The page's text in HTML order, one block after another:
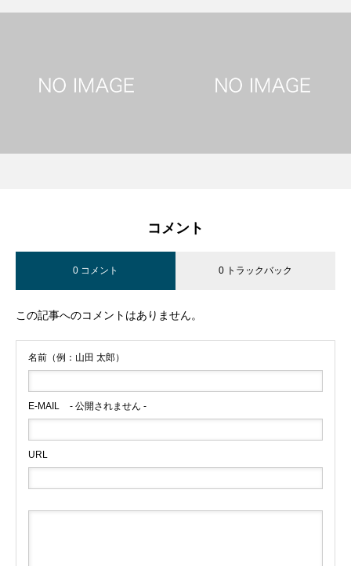
コメント
0 コメント 0 トラックバック
この記事へのコメントはありません。
名前（例：山田 太郎）
E-MAIL - 公開されません -
URL